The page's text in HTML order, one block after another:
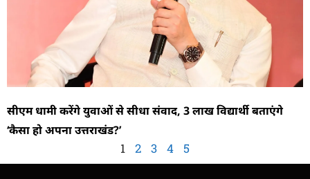
सीएम धामी करेंगे युवाओं से सीधा संवाद, 3 लाख विद्यार्थी बताएंगे
‘कैसा हो अपना उत्तराखंड?’
1 2 3 4 5